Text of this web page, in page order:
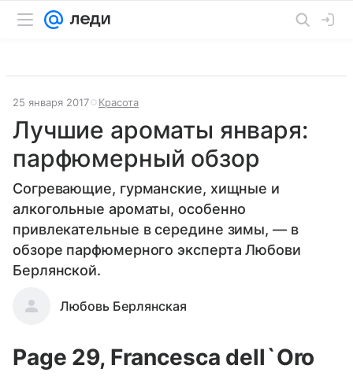
25 января 2017 Красота
Лучшие ароматы января:
парфюмерный обзор
Согревающие, гурманские, хищные и
алкогольные ароматы, особенно
привлекательные в середине зимы, — в
обзоре парфюмерного эксперта Любови
Берлянской.
Любовь Берлянская
Page 29, Francesca dell`Oro